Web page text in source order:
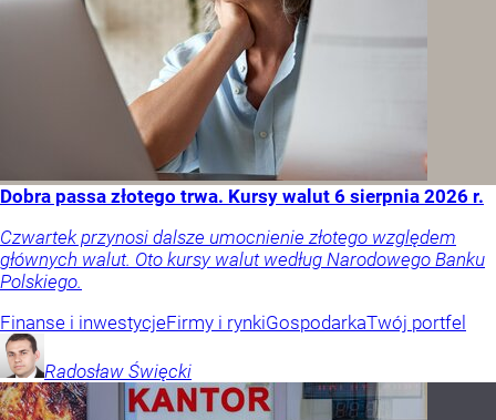
Dobra passa złotego trwa. Kursy walut 6 sierpnia 2026 r.
Czwartek przynosi dalsze umocnienie złotego względem
głównych walut. Oto kursy walut według Narodowego Banku
Polskiego.
Finanse i inwestycjeFirmy i rynkiGospodarkaTwój portfel
Radosław Święcki